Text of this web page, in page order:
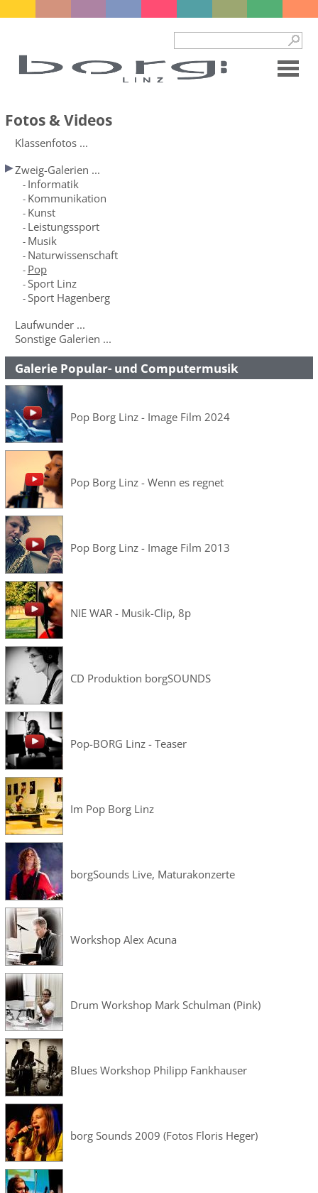
Fotos & Videos
Klassenfotos ...
Zweig-Galerien ...
- Informatik
- Kommunikation
- Kunst
- Leistungssport
- Musik
- Naturwissenschaft
- Pop
-Sport Linz
-Sport Hagenberg
Laufwunder ...
Sonstige Galerien ...
Galerie Popular- und Computermusik
Pop Borg Linz - Image Film 2024
Pop Borg Linz - Wenn es regnet
Pop Borg Linz - Image Film 2013
NIE WAR - Musik-Clip, 8p
CD Produktion borgSOUNDS
Pop-BORG Linz - Teaser
Im Pop Borg Linz
borgSounds Live, Maturakonzerte
Workshop Alex Acuna
Drum Workshop Mark Schulman (Pink)
Blues Workshop Philipp Fankhauser
borg Sounds 2009 (Fotos Floris Heger)